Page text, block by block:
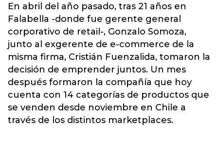
En abril del año pasado, tras 21 años en
Falabella -donde fue gerente general
corporativo de retail-, Gonzalo Somoza,
junto al exgerente de e-commerce de la
misma firma, Cristián Fuenzalida, tomaron la
decisión de emprender juntos. Un mes
después formaron la compañía que hoy
cuenta con 14 categorías de productos que
se venden desde noviembre en Chile a
través de los distintos marketplaces.